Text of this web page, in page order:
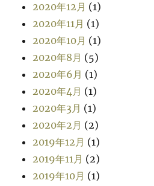
2020年12月 (1)
2020年11月 (1)
2020年10月 (1)
2020年8月 (5)
2020年6月 (1)
2020年4月 (1)
2020年3月 (1)
2020年2月 (2)
2019年12月 (1)
2019年11月 (2)
2019年10月 (1)